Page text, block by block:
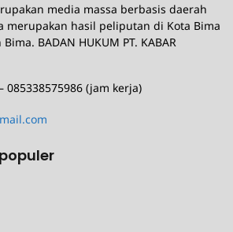
media massa berbasis daerah
merupakan hasil peliputan di Kota Bima
BADAN HUKUM PT. KABAR
085338575986 (jam kerja)